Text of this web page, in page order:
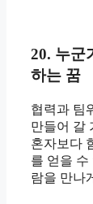
20. 누군
하는 꿈
협력과 팀
만들어 갈
혼자보다
를 얻을 수
람을 만나